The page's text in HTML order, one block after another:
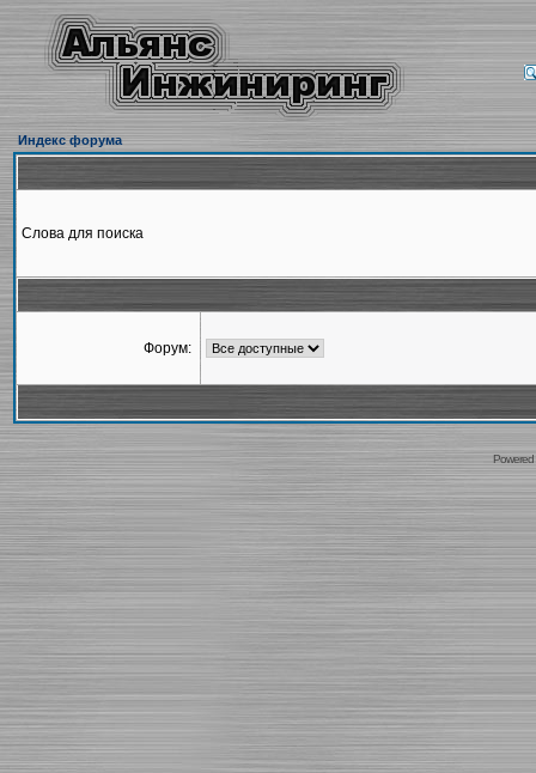
Индекс форума
Слова для поиска
Форум: